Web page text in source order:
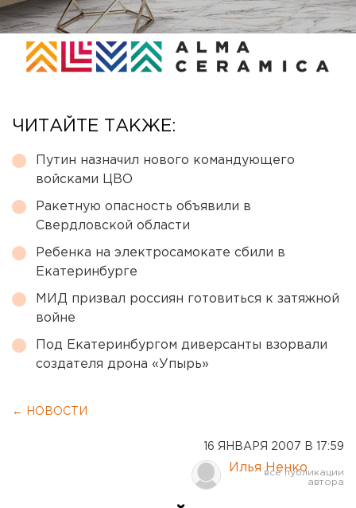
ЧИТАЙТЕ ТАКЖЕ:
Путин назначил нового командующего
войсками ЦВО
Ракетную опасность объявили в
Свердловской области
Ребенка на электросамокате сбили в
Екатеринбурге
МИД призвал россиян готовиться к затяжной
войне
Под Екатеринбургом диверсанты взорвали
создателя дрона «Упырь»
← НОВОСТИ
16 ЯНВАРЯ 2007 В 17:59
Илья Ненко